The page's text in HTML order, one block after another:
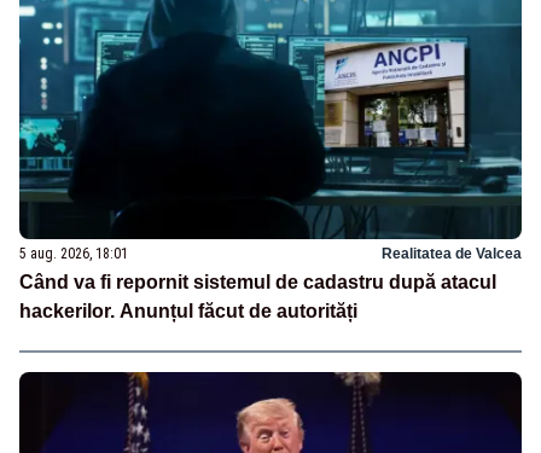
5 aug. 2026, 18:01 Realitatea de Valcea
Când va fi repornit sistemul de cadastru după atacul
hackerilor. Anunțul făcut de autorități